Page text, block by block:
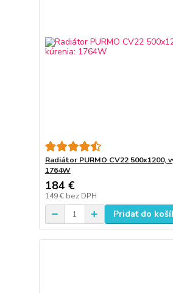
Radiátor PURMO CV22 500x1200,
1764W
184 €
149 € bez DPH
Pridať do